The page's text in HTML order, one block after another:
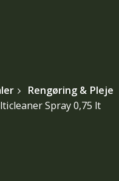
Rengøring & Pleje
Spray 0,75 lt